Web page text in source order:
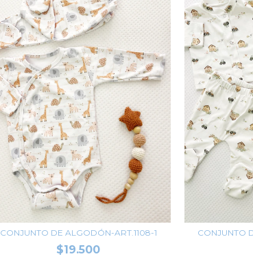
CONJUNTO DE ALGODÓN-ART.1108-1
$19.500
CONJUNTO